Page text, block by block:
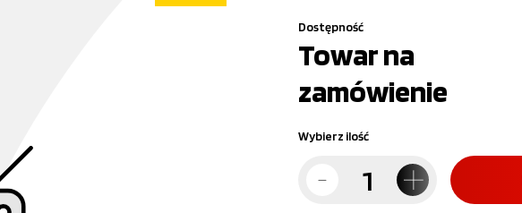
Dostępność
Towar na
zamówienie
Wybierz ilość